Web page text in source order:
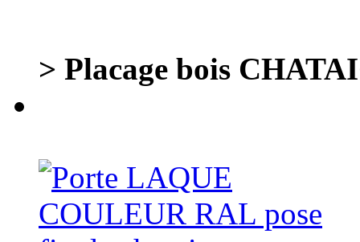
> Placage bois